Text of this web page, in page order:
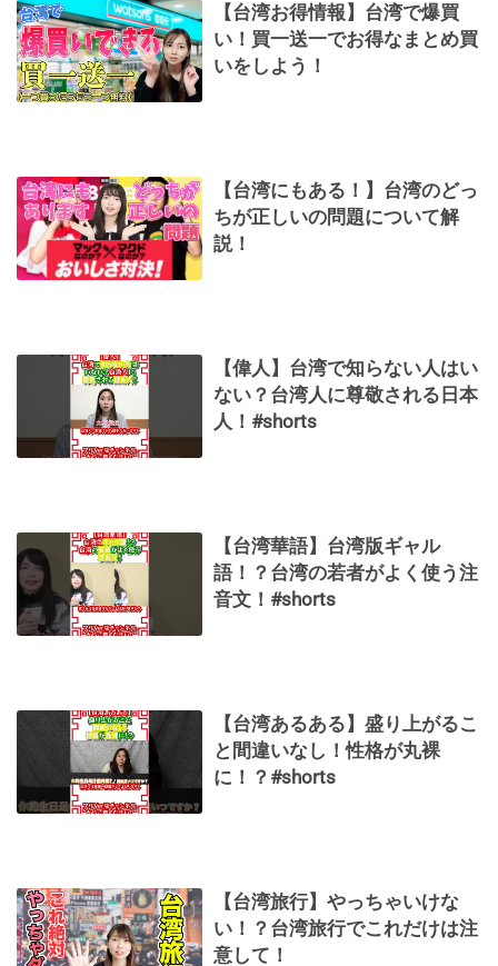
【台湾お得情報】台湾で爆買
い！買一送一でお得なまとめ買
いをしよう！
【台湾にもある！】台湾のどっ
ちが正しいの問題について解
説！
【偉人】台湾で知らない人はい
ない？台湾人に尊敬される日本
人！#shorts
【台湾華語】台湾版ギャル
語！？台湾の若者がよく使う注
音文！#shorts
【台湾あるある】盛り上がるこ
と間違いなし！性格が丸裸
に！？#shorts
【台湾旅行】やっちゃいけな
い！？台湾旅行でこれだけは注
意して！